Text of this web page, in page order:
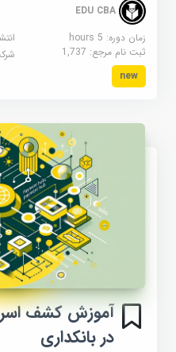
EDU CBA
زمان دوره: 5 hours
ثبت نام مرجع:1,737
new
آموزش کشف
در بانکداری